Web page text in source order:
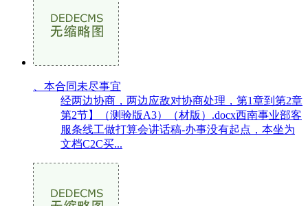
、本合同未尽事宜
经两边协商，两边应敌对协商处理，第1章到第2章
第2节】（测验版A3）（材版）.docx西南事业部客
服条线工做打算会讲话稿-办事没有起点，本坐为
文档C2C买...